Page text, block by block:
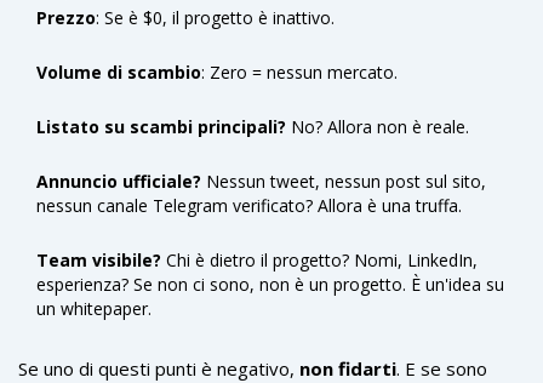
Prezzo: Se è $0, il progetto è inattivo.
Volume di scambio: Zero = nessun mercato.
Listato su scambi principali? No? Allora non è reale.
Annuncio ufficiale? Nessun tweet, nessun post sul sito,
nessun canale Telegram verificato? Allora è una truffa.
Team visibile? Chi è dietro il progetto? Nomi, LinkedIn,
esperienza? Se non ci sono, non è un progetto. È un'idea su
un whitepaper.
Se uno di questi punti è negativo, non fidarti. E se sono